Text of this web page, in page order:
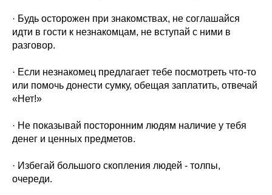
· Будь осторожен при знакомствах, не соглашайся
идти в гости к незнакомцам, не вступай с ними в
разговор.
· Если незнакомец предлагает тебе посмотреть что-то
или помочь донести сумку, обещая заплатить, отвечай
«Нет!»
· Не показывай посторонним людям наличие у тебя
денег и ценных предметов.
· Избегай большого скопления людей - толпы,
очереди.